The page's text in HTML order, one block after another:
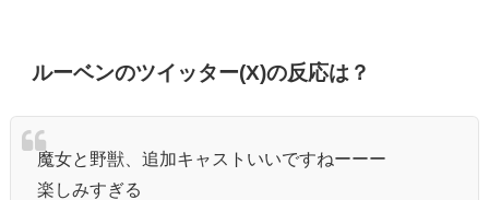
ルーベンのツイッター(X)の反応は？
魔女と野獣、追加キャストいいですねーーー
楽しみすぎる